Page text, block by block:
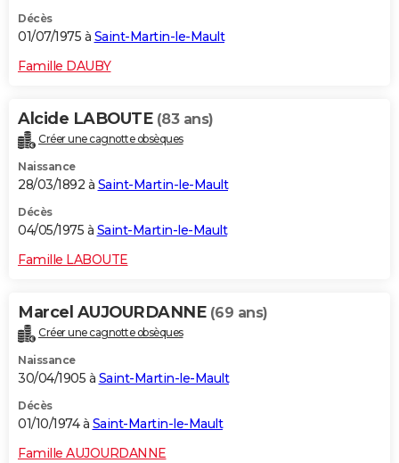
Décès
01/07/1975 à Saint-Martin-le-Mault
Famille DAUBY
Alcide LABOUTE (83 ans)
Créer une cagnotte obsèques
Naissance
28/03/1892 à Saint-Martin-le-Mault
Décès
04/05/1975 à Saint-Martin-le-Mault
Famille LABOUTE
Marcel AUJOURDANNE (69 ans)
Créer une cagnotte obsèques
Naissance
30/04/1905 à Saint-Martin-le-Mault
Décès
01/10/1974 à Saint-Martin-le-Mault
Famille AUJOURDANNE